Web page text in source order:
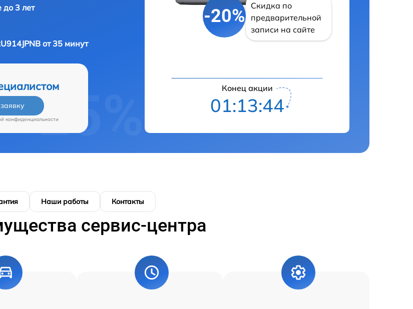
до 3 лет
от 35 минут
конфиденциальности
-20%
Скидка по
предварительной
записи на сайте
Конец акции
01:13:43
Наши работы Контакты
сервис-центра